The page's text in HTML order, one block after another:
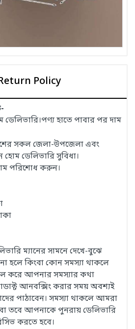
Policy
ডেলিভারি।পণ্য হাতে পাবার পর দাম
সকল জেলা-উপজেলা এবং
হোম ডেলিভারি সুবিধা।
পরিশোধ করুন।
ম্যানের সামনে দেখে-বুঝে
না হলে কিংবা কোন সমস্যা থাকলে
করে আপনার সমস্যার কথা
আনবক্সিং করার সময় অবশ্যই
পাঠাবেন। সমস্যা থাকলে আমরা
তবে আপনাকে পুনরায় ডেলিভারি
করতে হবে।